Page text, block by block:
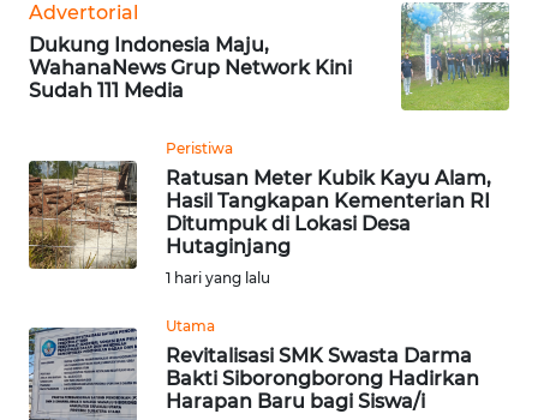
Advertorial
Dukung Indonesia Maju,
WahanaNews Grup Network Kini
Sudah 111 Media
Peristiwa
Ratusan Meter Kubik Kayu Alam,
Hasil Tangkapan Kementerian RI
Ditumpuk di Lokasi Desa
Hutaginjang
1 hari yang lalu
Utama
Revitalisasi SMK Swasta Darma
Bakti Siborongborong Hadirkan
Harapan Baru bagi Siswa/i
KEPRI
WN
PAPUA
WN
PAPUA
BARAT
WN
SERAMBI